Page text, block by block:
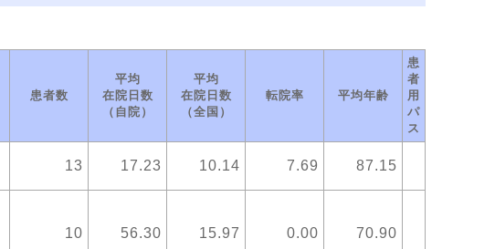
患者数
平均
在院日数
（自院）
平均
在院日数
（全国）
転院率 平均年齢
患
者
用
パ
ス
13 17.23 10.14 7.69 87.15
10 56.30 15.97 0.00 70.90